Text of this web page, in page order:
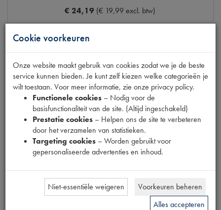
€ 24,19 (€ 19,99 excl. btw)
TUSSENRUBBER VULPIJP
Productnummer2900101
Maten[PW1] D47MM L220MM
Model Renault R4
€ 24,15 (€ 19,96 excl. btw)
Info
Cookie voorkeuren
Onze website maakt gebruik van cookies zodat we je de beste
service kunnen bieden. Je kunt zelf kiezen welke categorieën je
wilt toestaan. Voor meer informatie, zie onze privacy policy.
Functionele cookies – Nodig voor de
basisfunctionaliteit van de site. (Altijd ingeschakeld)
Prestatie cookies – Helpen ons de site te verbeteren
door het verzamelen van statistieken.
Targeting cookies – Worden gebruikt voor
gepersonaliseerde advertenties en inhoud.
Niet-essentiële weigeren
Voorkeuren beheren
Alles accepteren